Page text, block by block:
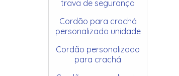
trava de segurança
Cordão para crachá
personalizado unidade
Cordão personalizado
para crachá